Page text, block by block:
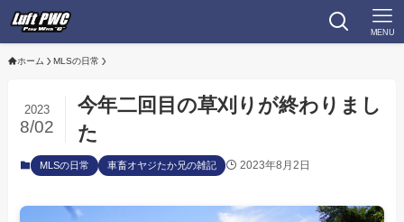
MENU
ホーム MLSの日常
今年二回目の草刈りが終わりまし
た
2023
8/02
MLSの日常 車畜オヤジたか兄の雑記 2023年8月2日